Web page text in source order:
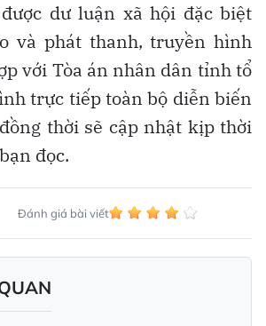
dư luận xã hội đặc biệt
và phát thanh, truyền hình
với Tòa án nhân dân tỉnh tổ
trực tiếp toàn bộ diễn biến
thời sẽ cập nhật kịp thời
đọc.
Đánh giá bài viết